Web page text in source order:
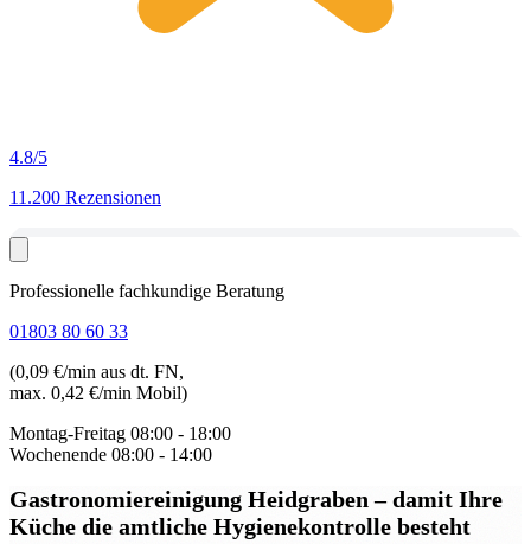
4.8/5
11.200 Rezensionen
Professionelle fachkundige Beratung
01803 80 60 33
(0,09 €/min aus dt. FN,
max. 0,42 €/min Mobil)
Montag-Freitag 08:00 - 18:00
Wochenende 08:00 - 14:00
Gastronomiereinigung Heidgraben– damit Ihre
Küche die amtliche Hygienekontrolle besteht